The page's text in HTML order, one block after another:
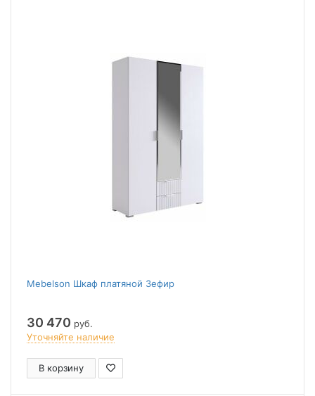
Mebelson Шкаф платяной Зефир
30 470 руб.
Уточняйте наличие
В корзину